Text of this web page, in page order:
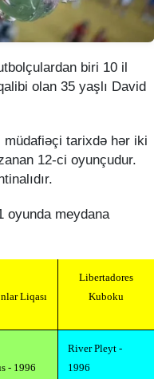
biri 10 il
olan 35 yaşlı David
müdafiəçi tarixdə hər iki
12-ci oyunçudur.
oyunda meydana
Liqası
Libertadores
Kuboku
- 1996
River Pleyt -
1996